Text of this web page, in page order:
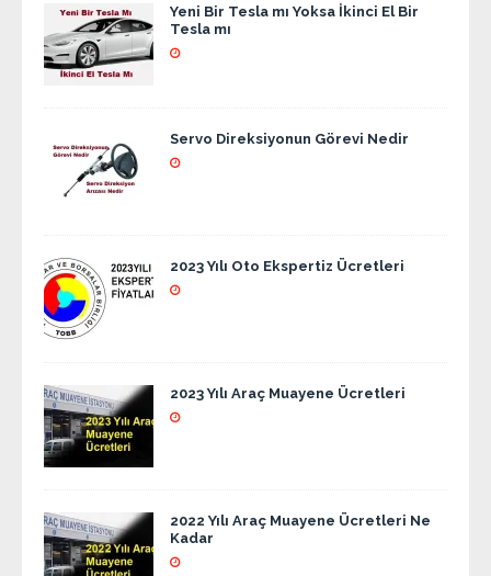
Yeni Bir Tesla mı Yoksa İkinci El Bir
Tesla mı
Servo Direksiyonun Görevi Nedir
2023 Yılı Oto Ekspertiz Ücretleri
2023 Yılı Araç Muayene Ücretleri
2022 Yılı Araç Muayene Ücretleri Ne
Kadar